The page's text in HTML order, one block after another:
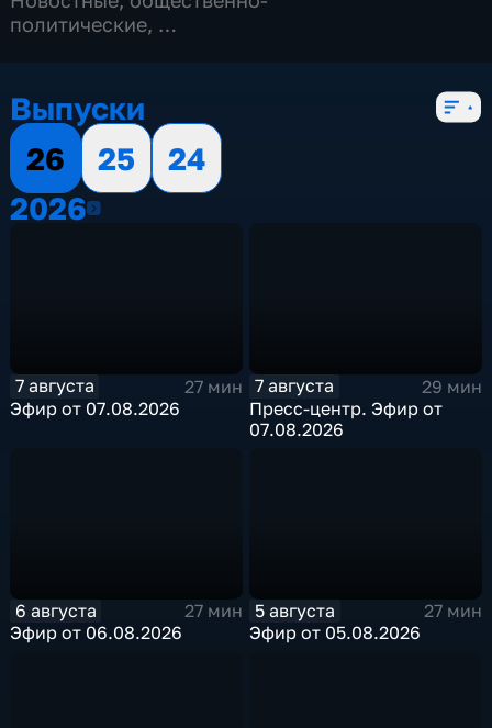
политические,
Выпуски
26
25
24
20262026
7 августа
27 мин
Эфир от 07.08.2026
7 августа
29 мин
Пресс-центр. Эфир от
07.08.2026
6 августа
27 мин
Эфир от 06.08.2026
5 августа
27 мин
Эфир от 05.08.2026